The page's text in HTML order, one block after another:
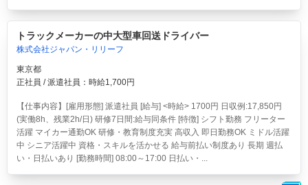
トラックメーカーの中大型車回送ドライバー
株式会社ジャパン・リリーフ
東京都
正社員 / 派遣社員：時給1,700円
【仕事内容】[雇用形態] 派遣社員 [給与] <時給> 1700円 日収例:17,850円
(実働8h、残業2h/日) 研修7日間:給与同条件 [特徴] シフト勤務 フリーター
活躍 マイカー通勤OK 研修・教育制度充実 高収入 即日勤務OK ミドル活躍
中 シニア活躍中 資格・スキルを活かせる 給与前払い制度あり 長期 週払
い・日払いあり [勤務時間] 08:00～17:00 日払い・...